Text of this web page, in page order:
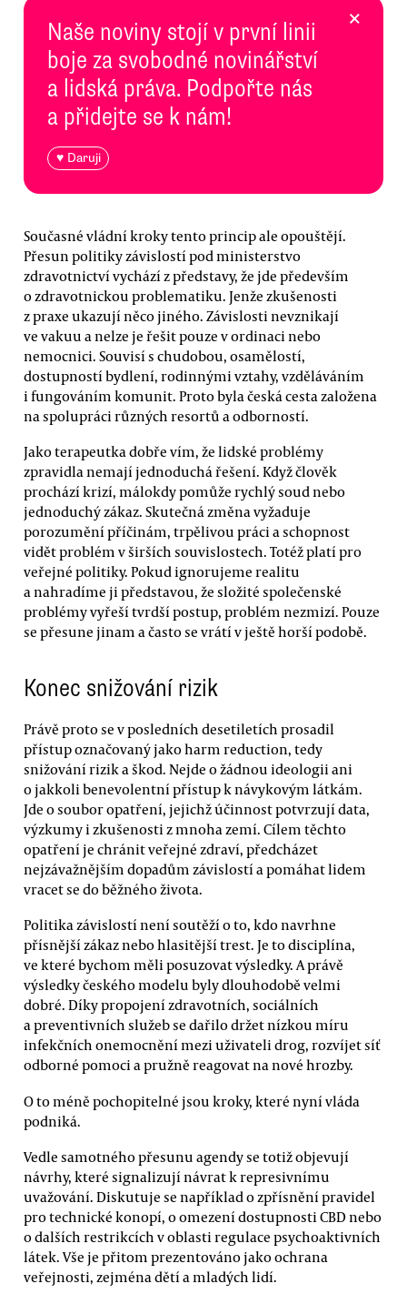
Naše noviny stojí v první linii
boje za svobodné novinářství
a lidská práva. Podpořte nás
a přidejte se k nám!
♥ Daruji
×
Současné vládní kroky tento princip ale opouštějí.
Přesun politiky závislostí pod ministerstvo
zdravotnictví vychází z představy, že jde především
o zdravotnickou problematiku. Jenže zkušenosti
z praxe ukazují něco jiného. Závislosti nevznikají
ve vakuu a nelze je řešit pouze v ordinaci nebo
nemocnici. Souvisí s chudobou, osamělostí,
dostupností bydlení, rodinnými vztahy, vzděláváním
i fungováním komunit. Proto byla česká cesta založena
na spolupráci různých resortů a odborností.
Jako terapeutka dobře vím, že lidské problémy
zpravidla nemají jednoduchá řešení. Když člověk
prochází krizí, málokdy pomůže rychlý soud nebo
jednoduchý zákaz. Skutečná změna vyžaduje
porozumění příčinám, trpělivou práci a schopnost
vidět problém v širších souvislostech. Totéž platí pro
veřejné politiky. Pokud ignorujeme realitu
a nahradíme ji představou, že složité společenské
problémy vyřeší tvrdší postup, problém nezmizí. Pouze
se přesune jinam a často se vrátí v ještě horší podobě.
Konec snižování rizik
Právě proto se v posledních desetiletích prosadil
přístup označovaný jako harm reduction, tedy
snižování rizik a škod. Nejde o žádnou ideologii ani
o jakkoli benevolentní přístup k návykovým látkám.
Jde o soubor opatření, jejichž účinnost potvrzují data,
výzkumy i zkušenosti z mnoha zemí. Cílem těchto
opatření je chránit veřejné zdraví, předcházet
nejzávažnějším dopadům závislostí a pomáhat lidem
vracet se do běžného života.
Politika závislostí není soutěží o to, kdo navrhne
přísnější zákaz nebo hlasitější trest. Je to disciplína,
ve které bychom měli posuzovat výsledky. A právě
výsledky českého modelu byly dlouhodobě velmi
dobré. Díky propojení zdravotních, sociálních
a preventivních služeb se dařilo držet nízkou míru
infekčních onemocnění mezi uživateli drog, rozvíjet síť
odborné pomoci a pružně reagovat na nové hrozby.
O to méně pochopitelné jsou kroky, které nyní vláda
podniká.
Vedle samotného přesunu agendy se totiž objevují
návrhy, které signalizují návrat k represivnímu
uvažování. Diskutuje se například o zpřísnění pravidel
pro technické konopí, o omezení dostupnosti CBD nebo
o dalších restrikcích v oblasti regulace psychoaktivních
látek. Vše je přitom prezentováno jako ochrana
veřejnosti, zejména dětí a mladých lidí.